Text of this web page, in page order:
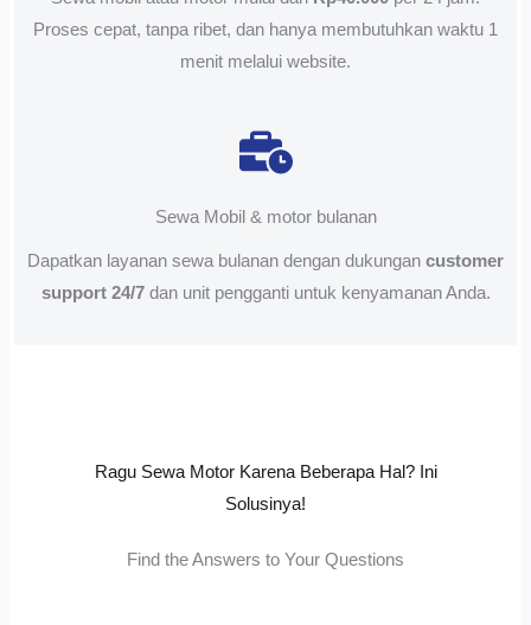
Proses cepat, tanpa ribet, dan hanya membutuhkan waktu 1
menit melalui website.
Sewa Mobil & motor bulanan
Dapatkan layanan sewa bulanan dengan dukungan customer
support 24/7dan unit pengganti untuk kenyamanan Anda.
Ragu Sewa Motor Karena Beberapa Hal? Ini
Solusinya!
Find the Answers to Your Questions